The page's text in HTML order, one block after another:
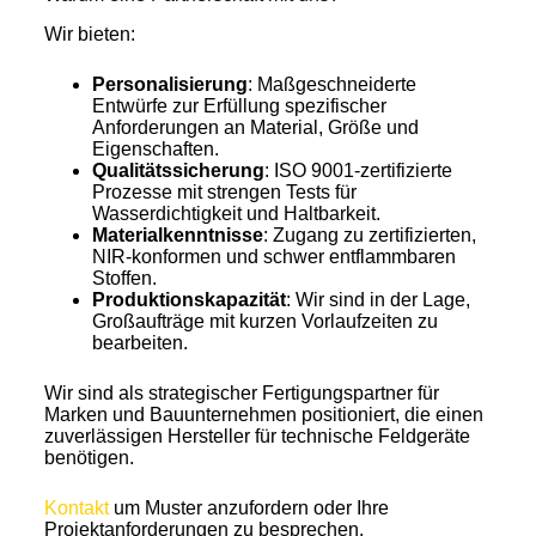
Wir bieten:
Personalisierung: Maßgeschneiderte
Entwürfe zur Erfüllung spezifischer
Anforderungen an Material, Größe und
Eigenschaften.
Qualitätssicherung: ISO 9001-zertifizierte
Prozesse mit strengen Tests für
Wasserdichtigkeit und Haltbarkeit.
Materialkenntnisse: Zugang zu zertifizierten,
NIR-konformen und schwer entflammbaren
Stoffen.
Produktionskapazität: Wir sind in der Lage,
Großaufträge mit kurzen Vorlaufzeiten zu
bearbeiten.
Wir sind als strategischer Fertigungspartner für
Marken und Bauunternehmen positioniert, die einen
zuverlässigen Hersteller für technische Feldgeräte
benötigen.
Kontaktum Muster anzufordern oder Ihre
Projektanforderungen zu besprechen.